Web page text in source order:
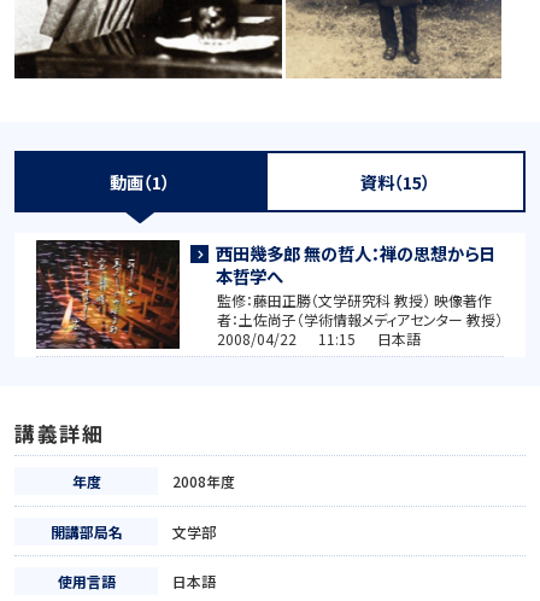
動画（1） 資料（15）
西田幾多郎 無の哲人：禅の思想から日
本哲学へ
監修：藤田正勝（文学研究科 教授） 映像著作
者：土佐尚子（学術情報メディアセンター 教授）
2008/04/22 11:15 日本語
講義詳細
年度 2008年度
開講部局名 文学部
使用言語 日本語